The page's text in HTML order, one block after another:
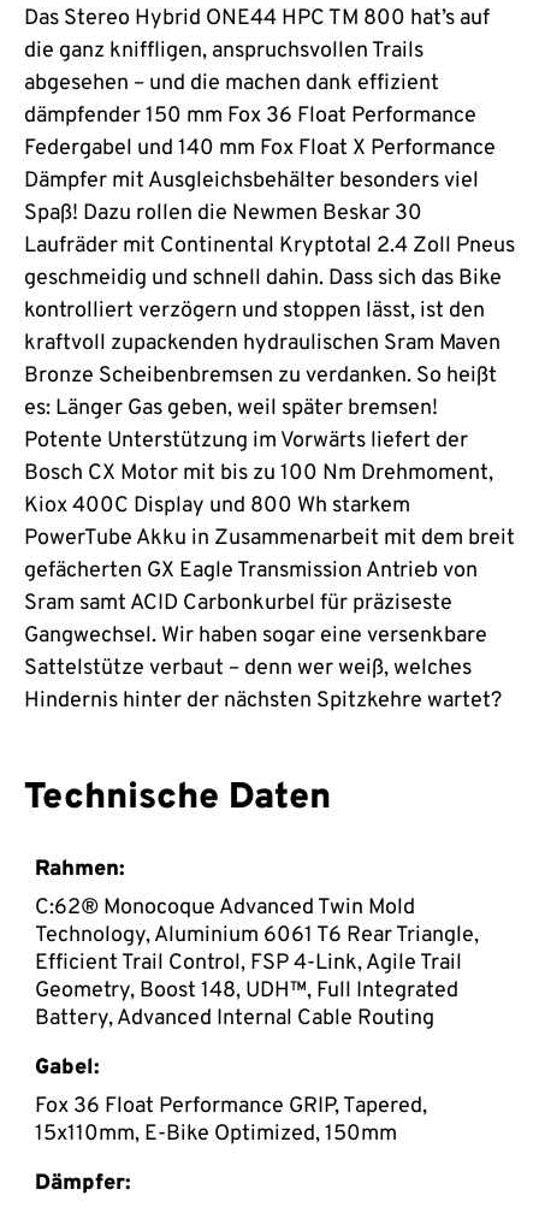
Das Stereo Hybrid ONE44 HPC TM 800 hat’s auf
die ganz kniffligen, anspruchsvollen Trails
abgesehen – und die machen dank effizient
dämpfender 150 mm Fox 36 Float Performance
Federgabel und 140 mm Fox Float X Performance
Dämpfer mit Ausgleichsbehälter besonders viel
Spaß! Dazu rollen die Newmen Beskar 30
Laufräder mit Continental Kryptotal 2.4 Zoll Pneus
geschmeidig und schnell dahin. Dass sich das Bike
kontrolliert verzögern und stoppen lässt, ist den
kraftvoll zupackenden hydraulischen Sram Maven
Bronze Scheibenbremsen zu verdanken. So heißt
es: Länger Gas geben, weil später bremsen!
Potente Unterstützung im Vorwärts liefert der
Bosch CX Motor mit bis zu 100 Nm Drehmoment,
Kiox 400C Display und 800 Wh starkem
PowerTube Akku in Zusammenarbeit mit dem breit
gefächerten GX Eagle Transmission Antrieb von
Sram samt ACID Carbonkurbel für präziseste
Gangwechsel. Wir haben sogar eine versenkbare
Sattelstütze verbaut – denn wer weiß, welches
Hindernis hinter der nächsten Spitzkehre wartet?
Technische Daten
Rahmen:
C:62® Monocoque Advanced Twin Mold
Technology, Aluminium 6061 T6 Rear Triangle,
Efficient Trail Control, FSP 4-Link, Agile Trail
Geometry, Boost 148, UDH™, Full Integrated
Battery, Advanced Internal Cable Routing
Gabel:
Fox 36 Float Performance GRIP, Tapered,
15x110mm, E-Bike Optimized, 150mm
Dämpfer: